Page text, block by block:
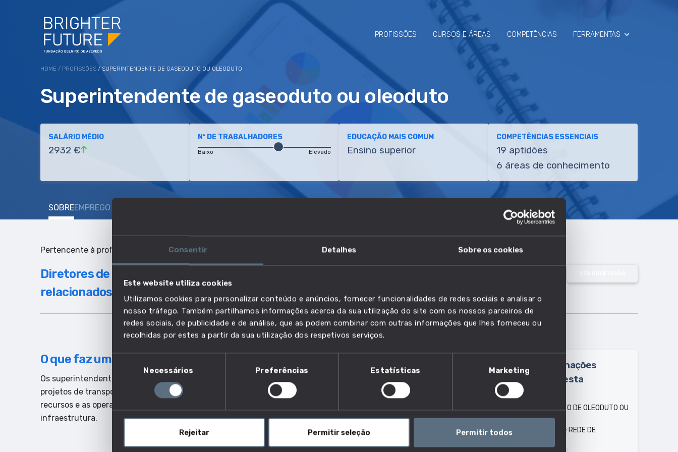
Consentir Detalhes Sobre os cookies
Este website utiliza cookies
Utilizamos cookies para personalizar conteúdo e anúncios, fornecer funcionalidades de redes sociais e analisar o
nosso tráfego. Também partilhamos informações acerca da sua utilização do site com os nossos parceiros de
redes sociais, de publicidade e de análise, que as podem combinar com outras informações que lhes forneceu ou
recolhidas por estes a partir da sua utilização dos respetivos serviços.
consentimento
Necessários Preferências Estatísticas Marketing
Rejeitar Permitir seleção Permitir todos
PROFISSÕES CURSOS E ÁREAS COMPETÊNCIAS FERRAMENTAS
HOME / PROFISSÕES / SUPERINTENDENTE DE GASEODUTO OU OLEODUTO
Superintendente de gaseoduto ou oleoduto
SALÁRIO MÉDIO
2932 €
Nº DE TRABALHADORES
Baixo Elevado
EDUCAÇÃO MAIS COMUM
Ensino superior
COMPETÊNCIAS ESSENCIAIS
19 aptidões
6 áreas de conhecimento
SOBREEMPREGO E SALÁRIO
Pertencente à profissão:
Diretores de compras, transportes, armazenagem, distribuição e
relacionados
O que faz um superintendente de gaseoduto ou oleoduto?
Os superintendentes de gaseoduto ou oleoduto gerem a direção e o desenvolvimento global dos
projetos de transporte por condutas. Preveem o planeamento, a seleção do itinerário, a gestão dos
recursos e as operações diárias. Desenvolvem uma visão a longo prazo que salvaguarda a eficiência da
infraestrutura.
Outras designações
usadas para esta
profissão:
CHEFE DE PROJETO DE OLEODUTO OU
GASEODUTO
COORDENADOR DE REDE DE